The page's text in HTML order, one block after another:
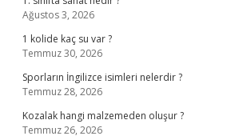
Ağustos 3, 2026
1 kolide kaç su var ?
Temmuz 30, 2026
Sporların İngilizce isimleri nelerdir ?
Temmuz 28, 2026
Kozalak hangi malzemeden oluşur ?
Temmuz 26, 2026